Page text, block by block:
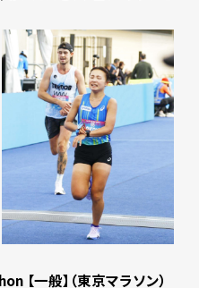
一般】（東京マラソン）